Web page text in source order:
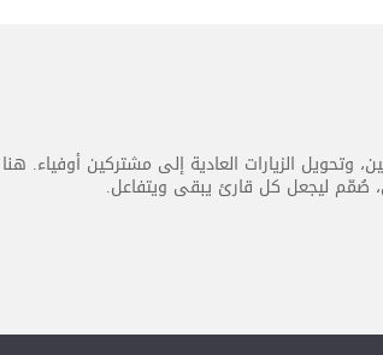
وتحويل الزيارات العادية إلى مشتركين أوفياء. هنا
صُمّم ليجعل كل قارئ يبقى ويتفاعل.